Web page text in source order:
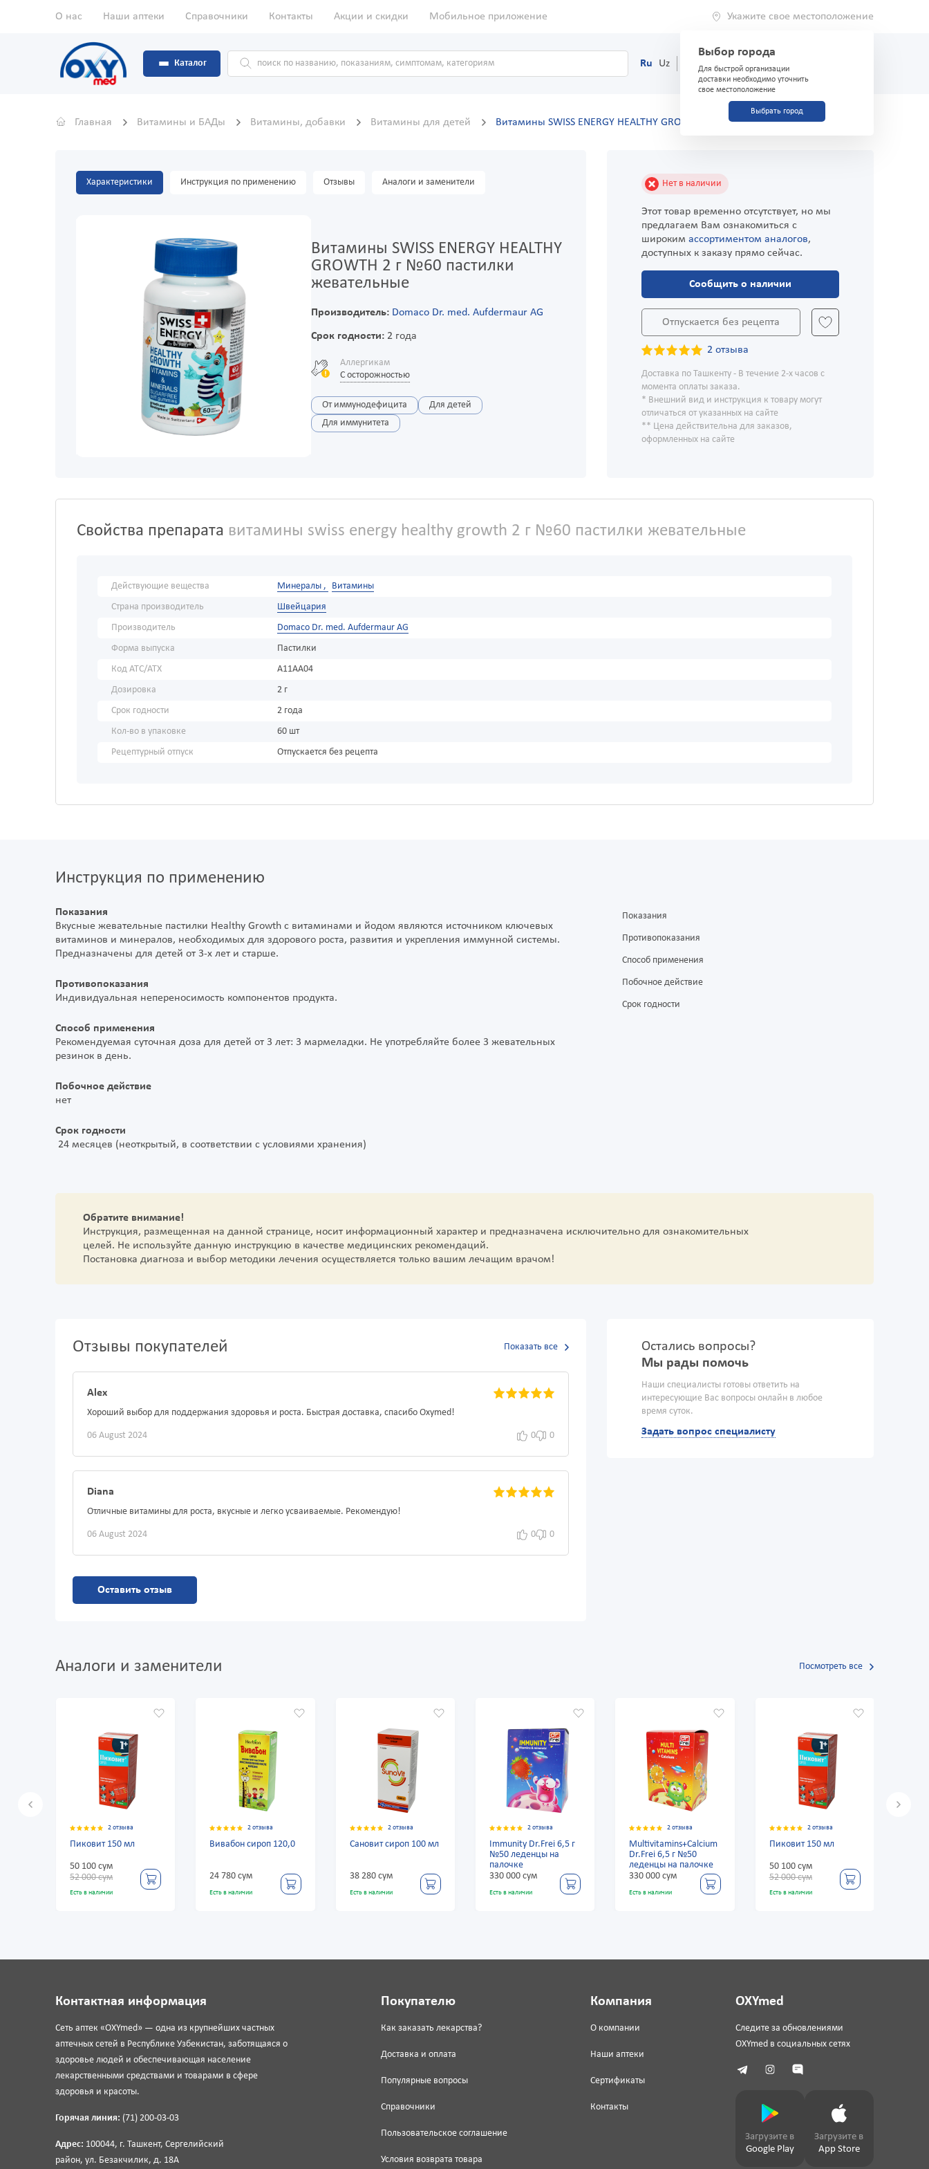
О нас Наши аптеки Справочники Контакты Акции и скидки Мобильное приложение Укажите свое местоположение
Выбор города
Для быстрой организации
доставки необходимо уточнить
свое местоположение
Выбрать город
Каталог Ru Uz (71) 200-03-03
Главная Витамины и БАДы Витамины, добавки Витамины для детей Витамины SWISS ENERGY HEALTHY GROWTH 2 г №60 пастилки жевательные
Характеристики Инструкция по применению Отзывы Аналоги и заменители
Витамины SWISS ENERGY HEALTHY
GROWTH 2 г №60 пастилки
жевательные
Производитель: Domaco Dr. med. Aufdermaur AG
Срок годности:2 года
Аллергикам
С осторожностью
От иммунодефицита
Для детей
Для иммунитета
Нет в наличии
Этот товар временно отсутствует, но мы
предлагаем Вам ознакомиться с
широким ассортиментом аналогов,
доступных к заказу прямо сейчас.
Сообщить о наличии
Отпускается без рецепта
2 отзыва
Доставка по Ташкенту - В течение 2-х часов с
момента оплаты заказа.
* Внешний вид и инструкция к товару могут
отличаться от указанных на сайте
** Цена действительна для заказов,
оформленных на сайте
Свойства препарата витамины swiss energy healthy growth 2 г №60 пастилки жевательные
Действующие вещества Минералы ,
Витамины
Страна производитель
Швейцария
Производитель
Domaco Dr. med. Aufdermaur AG
Форма выпуска
Пастилки
Код АТС/ATX
A11AA04
Дозировка
2 г
Срок годности
2 года
Кол-во в упаковке
60 шт
Рецептурный отпуск
Отпускается без рецепта
Инструкция по применению
Показания
Вкусные жевательные пастилки Healthy Growth с витаминами и йодом являются источником ключевых
витаминов и минералов, необходимых для здорового роста, развития и укрепления иммунной системы.
Предназначены для детей от 3-х лет и старше.
Противопоказания
Индивидуальная непереносимость компонентов продукта.
Способ применения
Рекомендуемая суточная доза для детей от 3 лет: 3 мармеладки. Не употребляйте более 3 жевательных
резинок в день.
Побочное действие
нет
Срок годности
24 месяцев (неоткрытый, в соответствии с условиями хранения)
Показания
Противопоказания
Способ применения
Побочное действие
Срок годности
Обратите внимание!
Инструкция, размещенная на данной странице, носит информационный характер и предназначена исключительно для ознакомительных
целей. Не используйте данную инструкцию в качестве медицинских рекомендаций.
Постановка диагноза и выбор методики лечения осуществляется только вашим лечащим врачом!
Отзывы покупателей Показать все
Alex
Хороший выбор для поддержания здоровья и роста. Быстрая доставка, спасибо Oxymed!
06 August 2024 0 0
Diana
Отличные витамины для роста, вкусные и легко усваиваемые. Рекомендую!
06 August 2024 0 0
Оставить отзыв
Остались вопросы?
Мы рады помочь
Наши специалисты готовы ответить на
интересующие Вас вопросы онлайн в любое
время суток.
Задать вопрос специалисту
Аналоги и заменители Посмотреть все
Вивабон сироп 120,0
24 780 сум
Сановит сироп 100 мл
38 280 сум
Есть в наличии
Immunity Dr.Frei 6,5 г
№50 леденцы на
330 000 сум
Есть в наличии
Multivitamins+Calcium
леденцы на палочке
330 000 сум
Есть в наличии
Пиковит 150 мл
50 100 сум
52 000 сум
Есть в наличии
24 780 сум
Контактная информация
Сеть аптек «OXYmed» — одна из крупнейших частных
аптечных сетей в Республике Узбекистан, заботящаяся о
здоровье людей и обеспечивающая население
лекарственными средствами и товарами в сфере
здоровья и красоты.
Горячая линия: (71) 200-03-03
Адрес: 100044, г. Ташкент, Сергелийский
район, ул. Безакчилик, д. 18А
Покупателю
Как заказать лекарства?
Доставка и оплата
Популярные вопросы
Справочники
Пользовательское соглашение
Условия возврата товара
Компания
О компании
Наши аптеки
Сертификаты
Контакты
OXYmed
Следите за обновлениями
OXYmed в социальных сетях
Загрузите в
Google Play
Загрузите в
App Store